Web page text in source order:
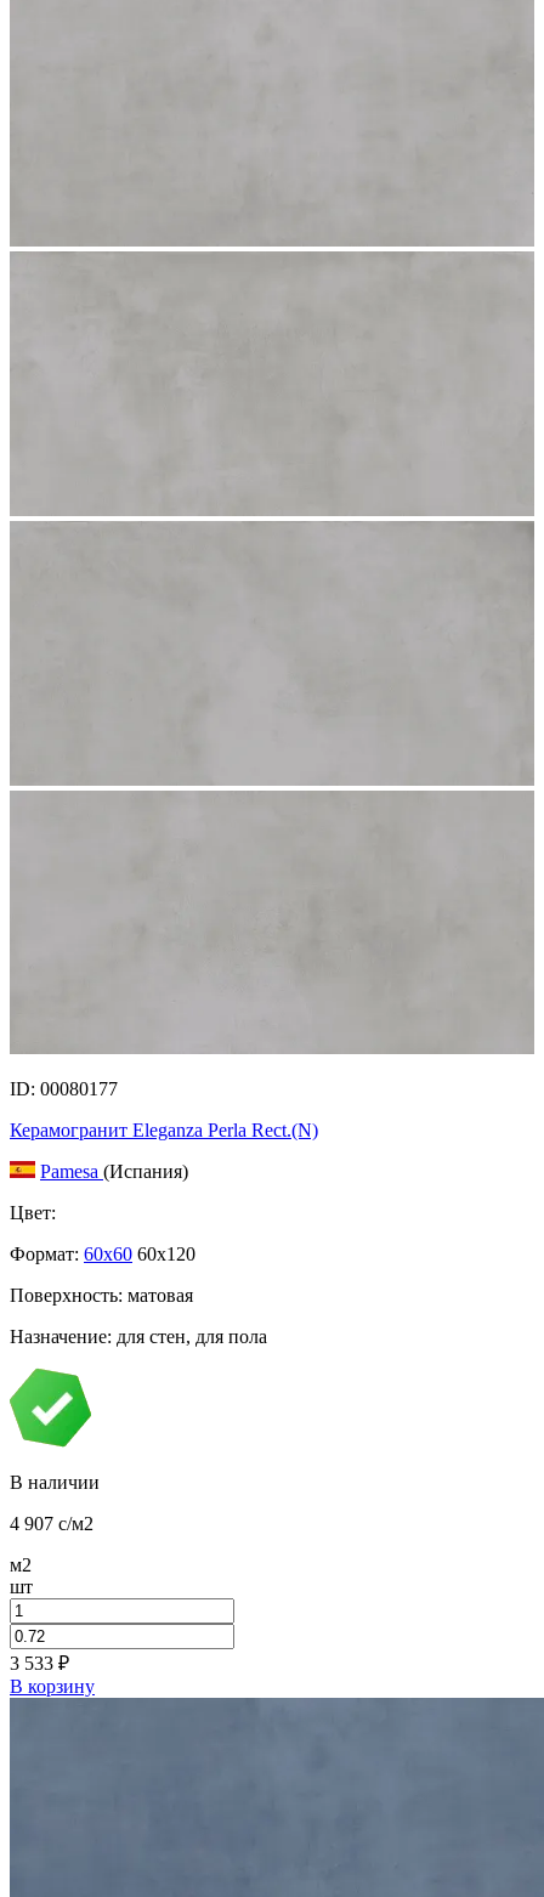
ID: 00080177
Керамогранит Eleganza Perla Rect.(N)
Pamesa (Испания)
Цвет:
Формат: 60x60 60x120
Поверхность: матовая
Назначение: для стен, для пола
В наличии
4 907 c/м2
м2
шт
3 533 ₽
В корзину